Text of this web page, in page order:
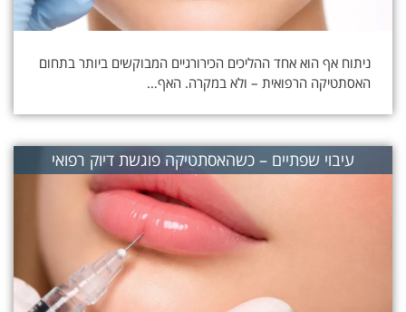
ניתוח אף הוא אחד ההליכים הכירורגיים המבוקשים ביותר בתחום
האסתטיקה הרפואית – ולא במקרה. האף…
עיבוי שפתיים – כשהאסתטיקה פוגשת דיוק רפואי